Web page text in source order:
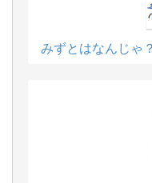
みずとはなんじゃ？